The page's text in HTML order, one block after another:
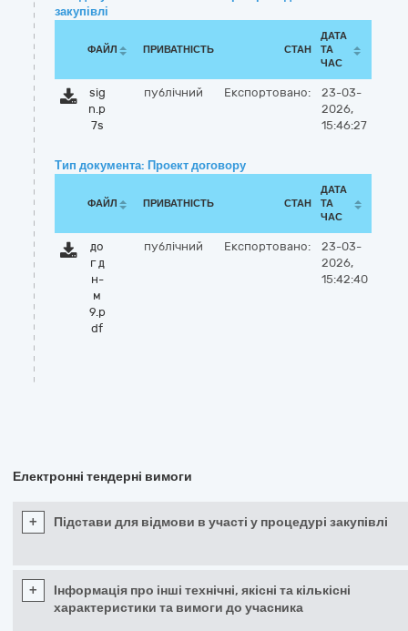
закупівлі
ФАЙЛ ПРИВАТНІСТЬ СТАН
ДАТА
ТА
ЧАС
sig
n.p
7s
публічний Експортовано:
23-03-
2026,
15:46:27
Тип документа: Проект договору
ФАЙЛ ПРИВАТНІСТЬ СТАН
ДАТА
ТА
ЧАС
до
г д
н-
м
9.p
df
публічний Експортовано:
23-03-
2026,
15:42:40
Електронні тендерні вимоги
+ Підстави для відмови в участі у процедурі закупівлі
+
Інформація про інші технічні, якісні та кількісні
характеристики та вимоги до учасника